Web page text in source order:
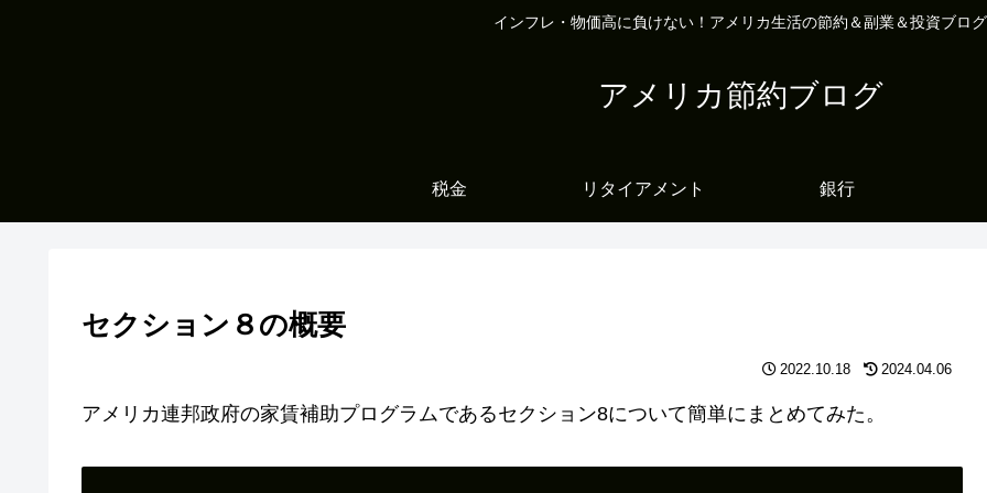
インフレ・物価高に負けない！アメリカ生活の節約＆副業＆投資ブログ
アメリカ節約ブログ
税金 リタイアメント 銀行
セクション８の概要
2022.10.18 2024.04.06
アメリカ連邦政府の家賃補助プログラムであるセクション8について簡単にまとめてみた。